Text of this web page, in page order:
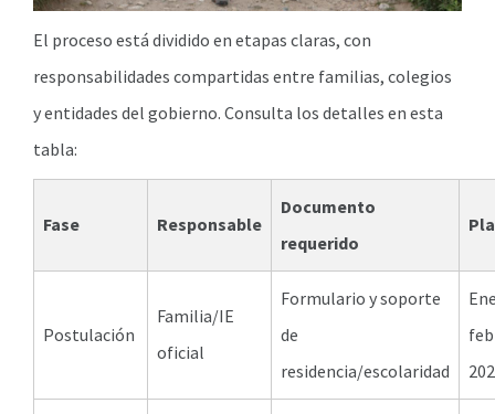
El proceso está dividido en etapas claras, con
responsabilidades compartidas entre familias, colegios
y entidades del gobierno. Consulta los detalles en esta
tabla:
Fase Responsable
Documento
requerido
Postulación
Familia/IE
oficial
Formulario y soporte
de
residencia/escolaridad